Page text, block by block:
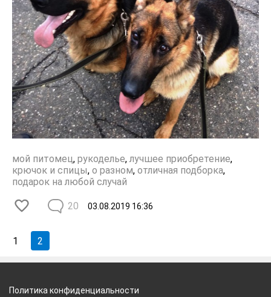
мой питомец, рукоделье, лучшее приобретение,
крючок и спицы, о разном, отличная подборка,
подарок на любой случай
03.08.2019 16:36
20
1 2
Политика конфиденциальности